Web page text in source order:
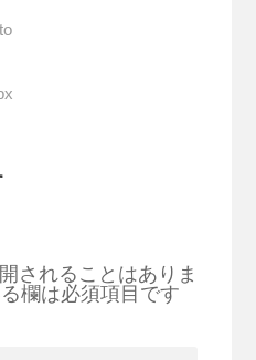
されることはありま
欄は必須項目です